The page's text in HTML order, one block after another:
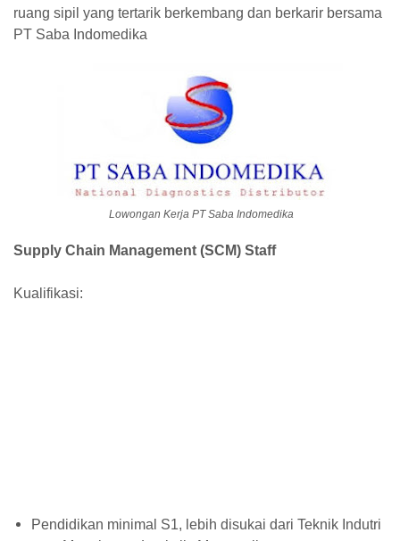
ruang sipil yang tertarik berkembang dan berkarir bersama
PT Saba Indomedika
Lowongan Kerja PT Saba Indomedika
Supply Chain Management (SCM) Staff
Kualifikasi:
Pendidikan minimal S1, lebih disukai dari Teknik Indutri